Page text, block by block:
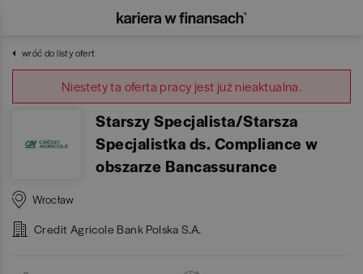
wróć do listy ofert
Niestety ta oferta pracy jest już nieaktualna.
Starszy Specjalista/Starsza
Specjalistka ds. Compliance w
obszarze Bancassurance
Wrocław
Credit Agricole Bank Polska S.A.